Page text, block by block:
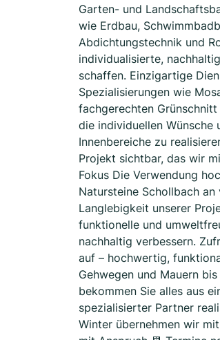
Garten- und
wie Erdbau,
Abdichtungstechnik und
individualisierte,
schaffen. Einzigartige
Spezialisierungen wie
fachgerechten
die individuellen Wünsche
Innenbereiche zu
Projekt sichtbar, das wir
Fokus Die Verwendung
Natursteine Schollbach
Langlebigkeit unserer
funktionelle und
nachhaltig verbessern.
auf – hochwertig,
Gehwegen und Mauern
bekommen Sie alles aus
spezialisierter Partner
Winter übernehmen wir